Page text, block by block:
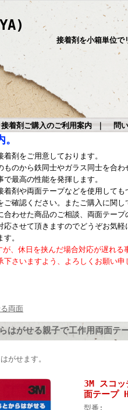
接着剤を小箱単位で
接着剤ご購入のご利用案内｜ 問
剤をご用意しております。
のから鉄同士やガラス同士を合わ
最高の性能を発揮します。
剤や両面テープなどを使用しても
確認ください。またご購入に関し
わせた商品のご相談、両面テープ
させて頂きますのでどうぞお気軽
。
、休日を挟んだ場合対応が遅れる
さいますよう、よろしくお願い申
両面
はがせる親子で工作用両面
がせます。
3M スコ
面テープ
型番: